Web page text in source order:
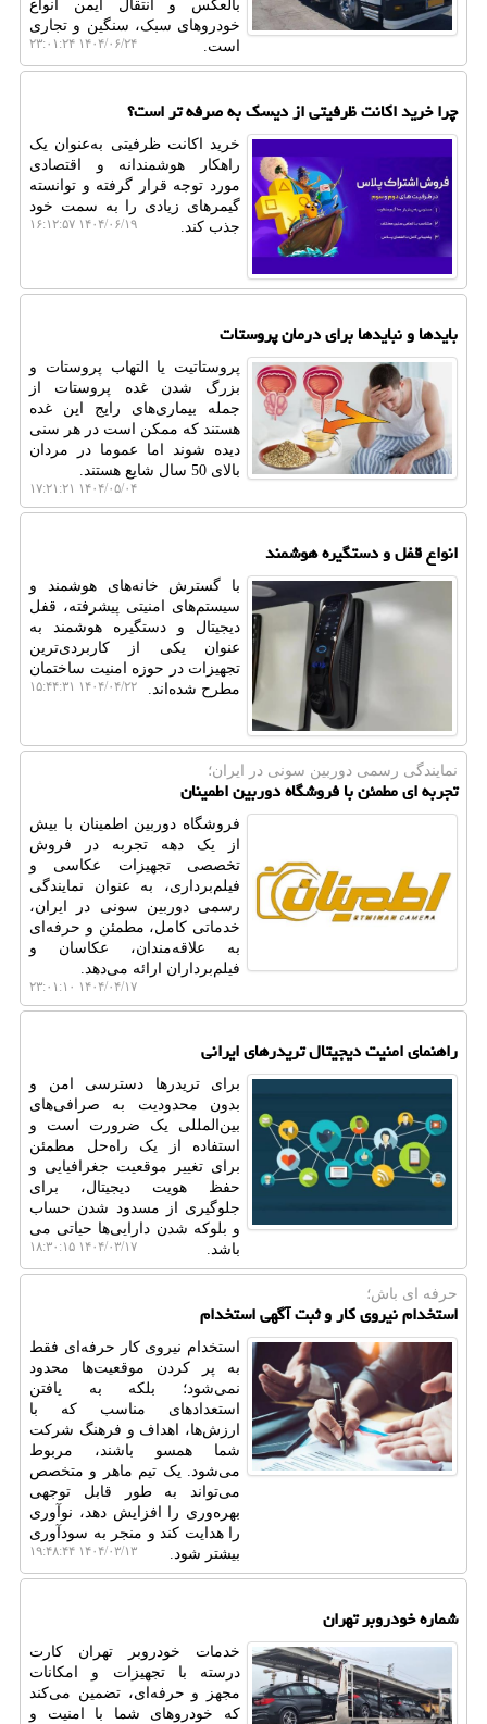
بالعکس و انتقال ایمن انواع
خودروهای سبک، سنگین و تجاری
است.
۱۴۰۴/۰۶/۲۴ ۲۳:۰۱:۲۴
چرا خرید اکانت ظرفیتی از دیسک به صرفه تر است؟
خرید اکانت ظرفیتی به‌عنوان یک
راهکار هوشمندانه و اقتصادی
مورد توجه قرار گرفته و توانسته
گیمرهای زیادی را به سمت خود
جذب کند.
۱۴۰۴/۰۶/۱۹ ۱۶:۱۲:۵۷
بایدها و نبایدها برای درمان پروستات
پروستاتیت یا التهاب پروستات و
بزرگ شدن غده پروستات از
جمله بیماری‌های رایج این غده
هستند که ممکن است در هر سنی
دیده‌ شوند اما عموما در مردان
بالای 50 سال شایع هستند.
۱۴۰۴/۰۵/۰۴ ۱۷:۲۱:۲۱
انواع قفل و دستگیره هوشمند
با گسترش خانه‌های هوشمند و
سیستم‌های امنیتی پیشرفته، قفل
دیجیتال و دستگیره هوشمند به‌
عنوان یکی از کاربردی‌ترین
تجهیزات در حوزه امنیت ساختمان
مطرح شده‌اند.
۱۴۰۴/۰۴/۲۲ ۱۵:۴۴:۳۱
نمایندگی رسمی دوربین سونی در ایران؛
تجربه ای مطمئن با فروشگاه دوربین اطمینان
فروشگاه دوربین اطمینان با بیش
از یک دهه تجربه در فروش
تخصصی تجهیزات عکاسی و
فیلم‌برداری، به عنوان نمایندگی
رسمی دوربین سونی در ایران،
خدماتی کامل، مطمئن و حرفه‌ای
به علاقه‌مندان، عکاسان و
فیلم‌برداران ارائه می‌دهد.
۱۴۰۴/۰۴/۱۷ ۲۳:۰۱:۱۰
راهنمای امنیت دیجیتال تریدرهای ایرانی
برای تریدرها دسترسی امن و
بدون محدودیت به صرافی‌های
بین‌المللی یک ضرورت است و
استفاده از یک راه‌حل مطمئن
برای تغییر موقعیت جغرافیایی و
حفظ هویت دیجیتال، برای
جلوگیری از مسدود شدن حساب
و بلوکه شدن دارایی‌ها حیاتی می
باشد.
۱۴۰۴/۰۳/۱۷ ۱۸:۳۰:۱۵
حرفه ای باش؛
استخدام نیروی کار و ثبت آگهی استخدام
استخدام نیروی کار حرفه‌ای فقط
به پر کردن موقعیت‌ها محدود
نمی‌شود؛ بلکه به یافتن
استعدادهای مناسب که با
ارزش‌ها، اهداف و فرهنگ شرکت
شما همسو باشند، مربوط
می‌شود. یک تیم ماهر و متخصص
می‌تواند به طور قابل توجهی
بهره‌وری را افزایش دهد، نوآوری
را هدایت کند و منجر به سودآوری
بیشتر شود.
۱۴۰۴/۰۳/۱۳ ۱۹:۴۸:۴۴
شماره خودروبر تهران
خدمات خودروبر تهران کارت
درسته با تجهیزات و امکانات
مجهز و حرفه‌ای، تضمین می‌کند
که خودروهای شما با امنیت و